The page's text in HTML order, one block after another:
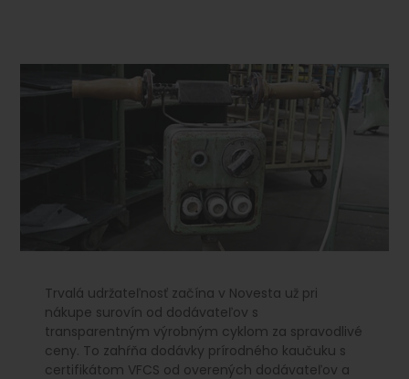
Trvalá udržateľnosť začína v Novesta už pri
nákupe surovín od dodávateľov s
transparentným výrobným cyklom za spravodlivé
ceny. To zahŕňa dodávky prírodného kaučuku s
certifikátom VFCS od overených dodávateľov a